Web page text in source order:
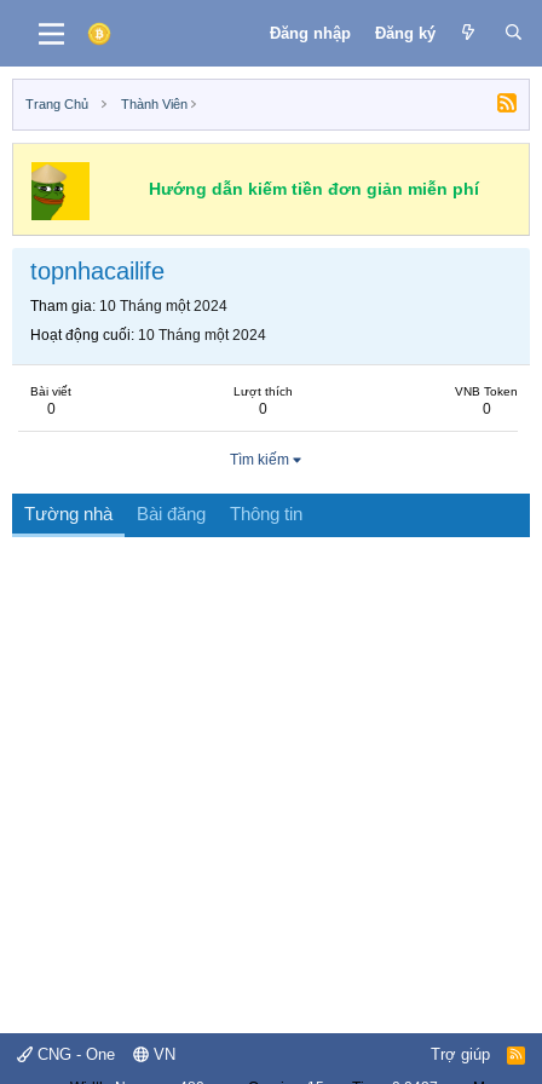
Đăng nhập Đăng ký
Trang Chủ Thành Viên
Hướng dẫn kiếm tiền đơn giản miễn phí
topnhacailife
Tham gia 10 Tháng một 2024
Hoạt động cuối 10 Tháng một 2024
Bài viết
0
Lượt thích
0
VNB Token
0
Tìm kiếm
Tường nhà Bài đăng Thông tin
CNG - One VN Trợ giúp
R